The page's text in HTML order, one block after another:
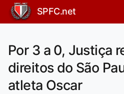
SPFC.net
Por 3 a 0, Justiça
direitos do São
atleta Oscar